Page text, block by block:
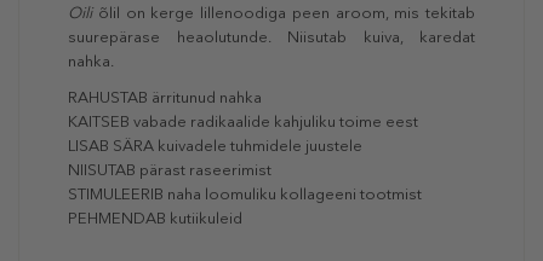
Oiliõlil on kerge lillenoodiga peen aroom, mis tekitab
suurepärase heaolutunde. Niisutab kuiva, karedat
nahka.
RAHUSTAB ärritunud nahka
KAITSEB vabade radikaalide kahjuliku toime eest
LISAB SÄRA kuivadele tuhmidele juustele
NIISUTAB pärast raseerimist
STIMULEERIB naha loomuliku kollageeni tootmist
PEHMENDAB kutiikuleid